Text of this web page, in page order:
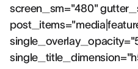
screen_sm="480"